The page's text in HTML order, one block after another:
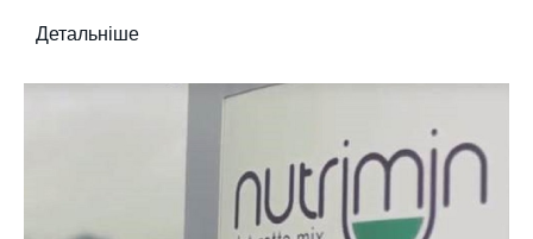
Детальніше